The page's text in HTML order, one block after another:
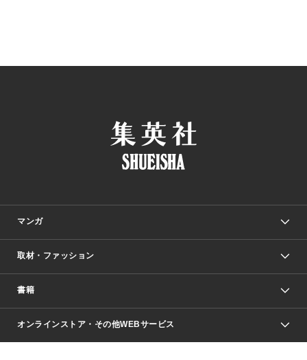
マンガ
少年マンガ
Vジャンプ
週刊ヤングジャンプ
少女マンガ
取材・ファッション
Seventeen
芸能・情報・スポーツ
書籍
文芸・文庫・総合
オンラインストア・その他WEBサービス